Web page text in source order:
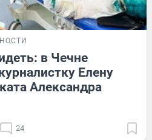
в Чечне
Елену
Александра
24